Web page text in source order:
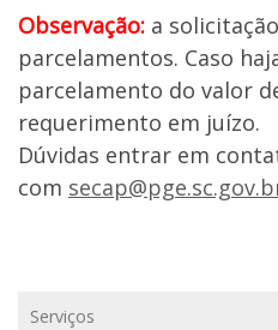
Observação: a
parcelamentos. Caso
parcelamento do valor
requerimento em juízo.
Dúvidas entrar em
com secap@pge
Serviços